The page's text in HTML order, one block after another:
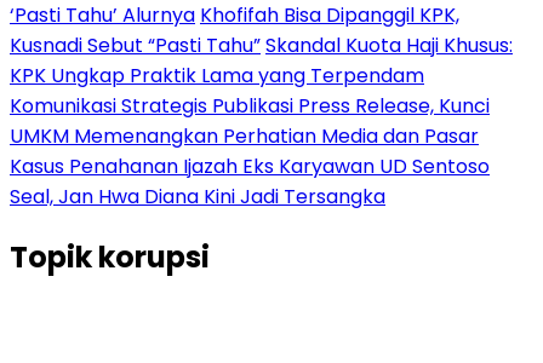
‘Pasti Tahu’ Alurnya Khofifah Bisa Dipanggil KPK,
Kusnadi Sebut “Pasti Tahu”Skandal Kuota Haji Khusus:
KPK Ungkap Praktik Lama yang Terpendam
Komunikasi Strategis Publikasi Press Release, Kunci
UMKM Memenangkan Perhatian Media dan Pasar
Kasus Penahanan Ijazah Eks Karyawan UD Sentoso
Seal, Jan Hwa Diana Kini Jadi Tersangka
Topikkorupsi